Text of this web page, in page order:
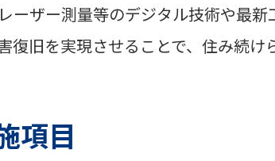
ーザー測量等のデジタル技術や最
復旧を実現させることで、住み続け
項目